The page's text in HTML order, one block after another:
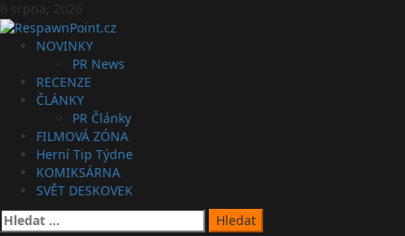
Skip
to
content
6 srpna, 2026
PrimaryNOVINKY
PR News
RECENZE
ČLÁNKY
PR Články
FILMOVÁ ZÓNA
Herní Tip Týdne
KOMIKSÁRNA
SVĚT DESKOVEK
Vyhledávání